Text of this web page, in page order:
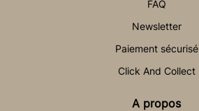
FAQ
Newsletter
Paiement sécurisé
Click And Collect
A propos